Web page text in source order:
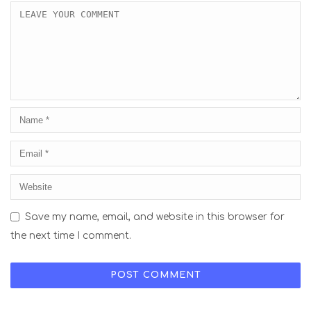
Save my name, email, and website in this browser for
the next time I comment.